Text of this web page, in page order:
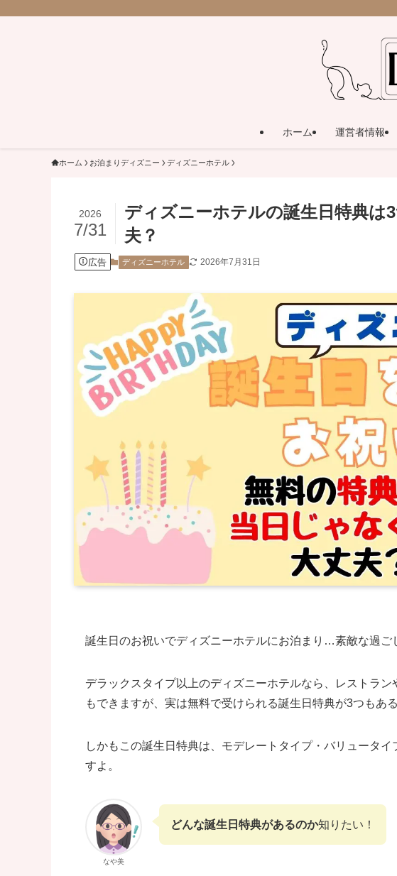
ホーム 運営者情報
ホーム お泊まりディズニー ディズニーホテル
ディズニーホテルの誕生日特典は
夫？
2026
7/31
広告 ディズニーホテル 2026年7月31日
誕生日のお祝いでディズニーホテルにお泊まり…素敵な過ご
デラックスタイプ以上のディズニーホテルなら、レストラ
もできますが、実は無料で受けられる誕生日特典が3つもあ
しかもこの誕生日特典は、モデレートタイプ・バリュータ
すよ。
なや美
どんな誕生日特典があるのか知りたい！